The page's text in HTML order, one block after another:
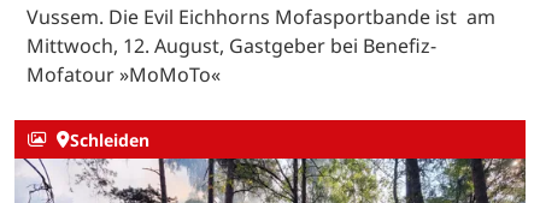
Vussem. Die Evil Eichhorns Mofasportbande ist am
Mittwoch, 12. August, Gastgeber bei Benefiz-
Mofatour »MoMoTo«
Schleiden